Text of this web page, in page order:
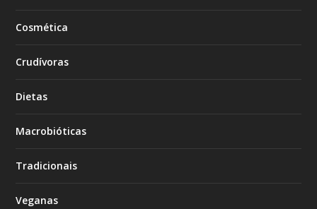
Cosmética
Crudívoras
Dietas
Macrobióticas
Tradicionais
Veganas